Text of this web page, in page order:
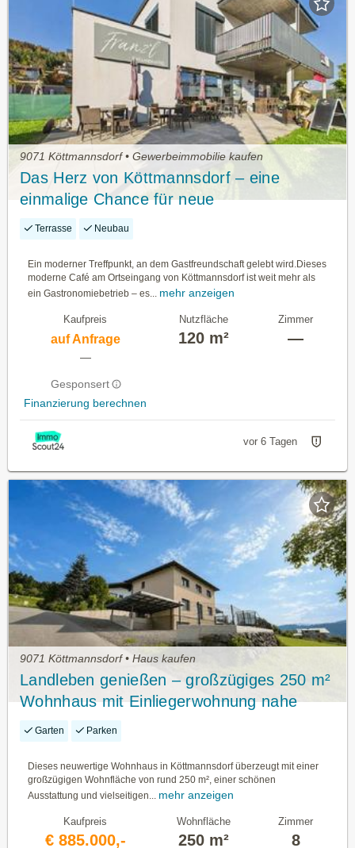
9071 Köttmannsdorf • Gewerbeimmobilie kaufen
Das Herz von Köttmannsdorf – eine
einmalige Chance für neue
Gastgeber:innen
Terrasse Neubau
Ein moderner Treffpunkt, an dem Gastfreundschaft gelebt wird.Dieses
moderne Café am Ortseingang von Köttmannsdorf ist weit mehr als
ein Gastronomiebetrieb – es... mehr anzeigen
Kaufpreis
auf Anfrage
—
Gesponsert
Finanzierung berechnen
Nutzfläche
120 m²
Zimmer
—
vor 6 Tagen
9071 Köttmannsdorf • Haus kaufen
Landleben genießen – großzügiges 250 m²
Wohnhaus mit Einliegerwohnung nahe
Klagenfurt
Garten Parken
Dieses neuwertige Wohnhaus in Köttmannsdorf überzeugt mit einer
großzügigen Wohnfläche von rund 250 m², einer schönen
Ausstattung und vielseitigen...
mehr anzeigen
Kaufpreis
€ 885.000,-
Wohnfläche
250 m²
Zimmer
8